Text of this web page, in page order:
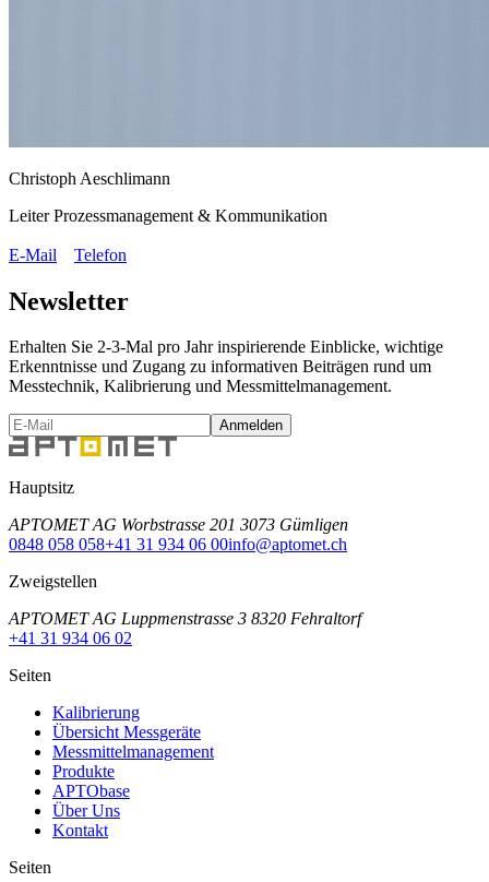
Christoph Aeschlimann
Leiter Prozessmanagement & Kommunikation
E-Mail Telefon
Newsletter
Erhalten Sie 2-3-Mal pro Jahr inspirierende Einblicke, wichtige
Erkenntnisse und Zugang zu informativen Beiträgen rund um
Messtechnik, Kalibrierung und Messmittelmanagement.
Anmelden
Hauptsitz
APTOMET AG Worbstrasse 201 3073 Gümligen
0848 058 058+41 31 934 06 00info@aptomet.ch
Zweigstellen
APTOMET AG Luppmenstrasse 3 8320 Fehraltorf
+41 31 934 06 02
Seiten
Kalibrierung
Übersicht Messgeräte
Messmittelmanagement
Produkte
APTObase
Über Uns
Kontakt
Seiten